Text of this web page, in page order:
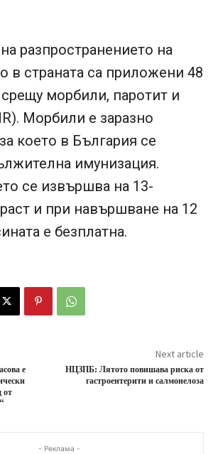
разпространението на
в страната са приложени 48
морбили, паротит и
Морбили е заразно
което в България се
имунизация.
се извършва на 13-
и при навършване на 12
е безплатна.
е
от
Next article
НЦЗПБ: Лятото повишава риска от
гастроентерити и салмонелоза
- Реклама -